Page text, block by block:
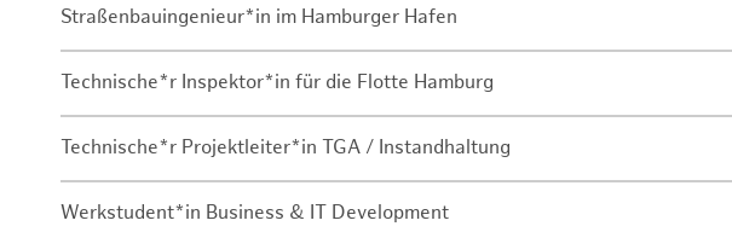
Straßenbauingenieur*in im Hamburger Hafen
Technische*r Inspektor*in für die Flotte Hamburg
Technische*r Projektleiter*in TGA / Instandhaltung
Werkstudent*in Business & IT Development